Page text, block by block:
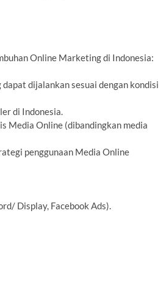
Online Marketing di Indonesia:
dijalankan sesuai dengan kondisi
di Indonesia.
Media Online (dibandingkan media
penggunaan Media Online
Display, Facebook Ads).